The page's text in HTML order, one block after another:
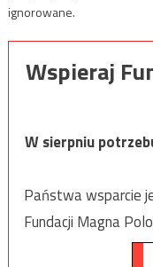
ignorowane.
Wspieraj
W sierpniu
Państwa wsparcie
Fundacji Magna